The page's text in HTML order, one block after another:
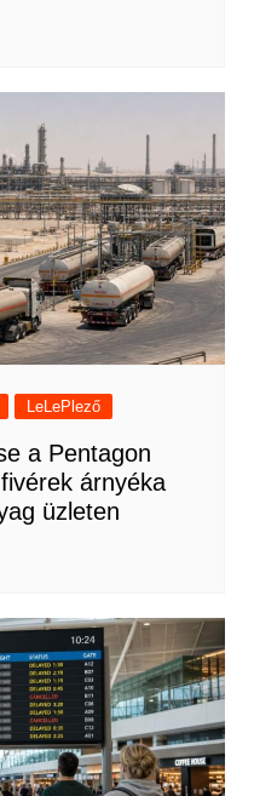
LeLePlező
a Pentagon
árnyéka
üzleten